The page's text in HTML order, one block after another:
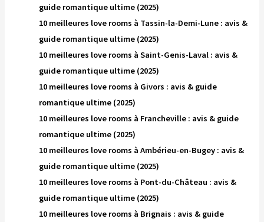
guide romantique ultime (2025)
10 meilleures love rooms à Tassin-la-Demi-Lune : avis &
guide romantique ultime (2025)
10 meilleures love rooms à Saint-Genis-Laval : avis &
guide romantique ultime (2025)
10 meilleures love rooms à Givors : avis & guide
romantique ultime (2025)
10 meilleures love rooms à Francheville : avis & guide
romantique ultime (2025)
10 meilleures love rooms à Ambérieu-en-Bugey : avis &
guide romantique ultime (2025)
10 meilleures love rooms à Pont-du-Château : avis &
guide romantique ultime (2025)
10 meilleures love rooms à Brignais : avis & guide